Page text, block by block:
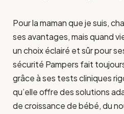
Pour la maman que je suis,
ses avantages, mais quand
un choix éclairé et sûr pour
sécurité Pampers fait
grâce à ses tests cliniques
qu’elle offre des solutions
de croissance de bébé, du